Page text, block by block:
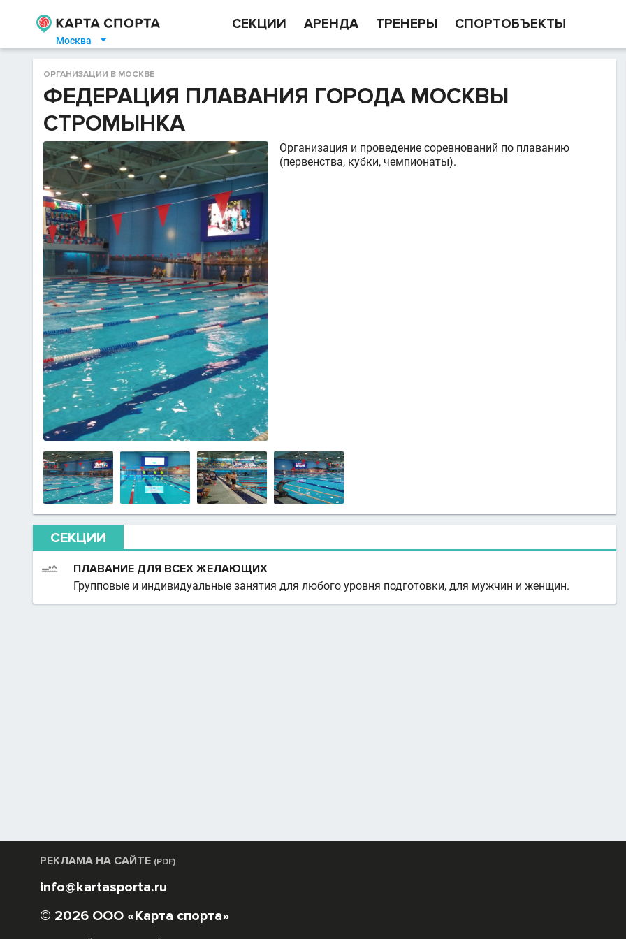
Москва 
СЕКЦИИ АРЕНДА ТРЕНЕРЫ СПОРТОБЪЕКТЫ
ОРГАНИЗАЦИИ В МОСКВЕ
ФЕДЕРАЦИЯ ПЛАВАНИЯ ГОРОДА МОСКВЫ
СТРОМЫНКА
Организация и проведение соревнований по плаванию
(первенства, кубки, чемпионаты).
СЕКЦИИ
ПЛАВАНИЕ ДЛЯ ВСЕХ ЖЕЛАЮЩИХ
Групповые и индивидуальные занятия для любого уровня подготовки, для мужчин и женщин.
РЕКЛАМА НА САЙТЕ (PDF)
info@kartasporta.ru
© 2026 ООО «Карта спорта»